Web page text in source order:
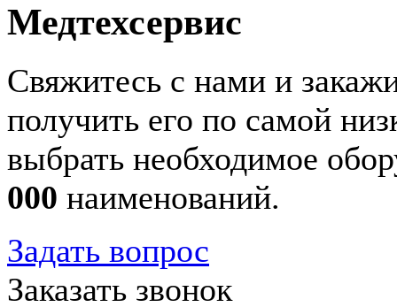
Медтехсервис
Свяжитесь с нами и
получить его по самой
выбрать необходимое
000 наименований.
Задать вопрос
Заказать звонок